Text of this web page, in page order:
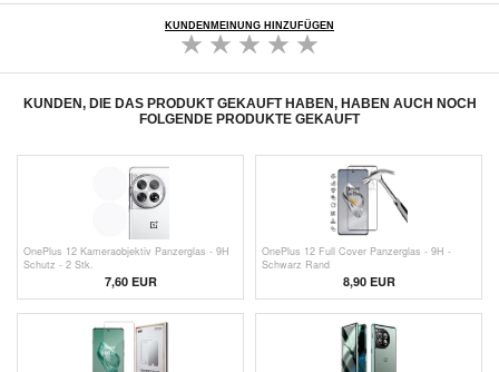
KUNDENMEINUNG HINZUFÜGEN
KUNDEN, DIE DAS PRODUKT GEKAUFT HABEN, HABEN AUCH NOCH
FOLGENDE PRODUKTE GEKAUFT
OnePlus 12 Kameraobjektiv Panzerglas - 9H
Schutz - 2 Stk.
7,60 EUR
OnePlus 12 Full Cover Panzerglas - 9H -
Schwarz Rand
8,90 EUR